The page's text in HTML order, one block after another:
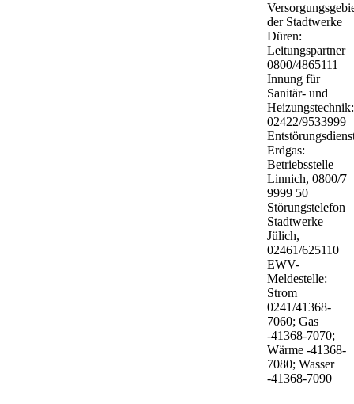
der Stadtwerke
Düren:
Leitungspartner
0800/4865111
Innung für
Sanitär- und
Heizungstechnik:
02422/9533999
Erdgas:
Betriebsstelle
Linnich, 0800/7
9999 50
Störungstelefon
Stadtwerke
Jülich,
02461/625110
EWV-
Meldestelle:
Strom
0241/41368-
7060; Gas
-41368-7070;
Wärme -41368-
7080; Wasser
-41368-7090